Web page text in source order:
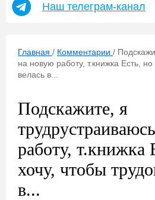
Наш телеграм-канал
Главная / Комментарии /
на новую работу, т.книжка Есть,
велась в...
Подскажите, я
работу, т.книжка
хочу, чтобы
в...